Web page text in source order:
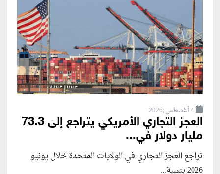
4 أغسطس ,2026
العجز التجاري الأمريكي يتراجع إلى 73.3
مليار دولار في...
تراجع العجز التجاري في الولايات المتحدة خلال يونيو
2026 بنسبة...